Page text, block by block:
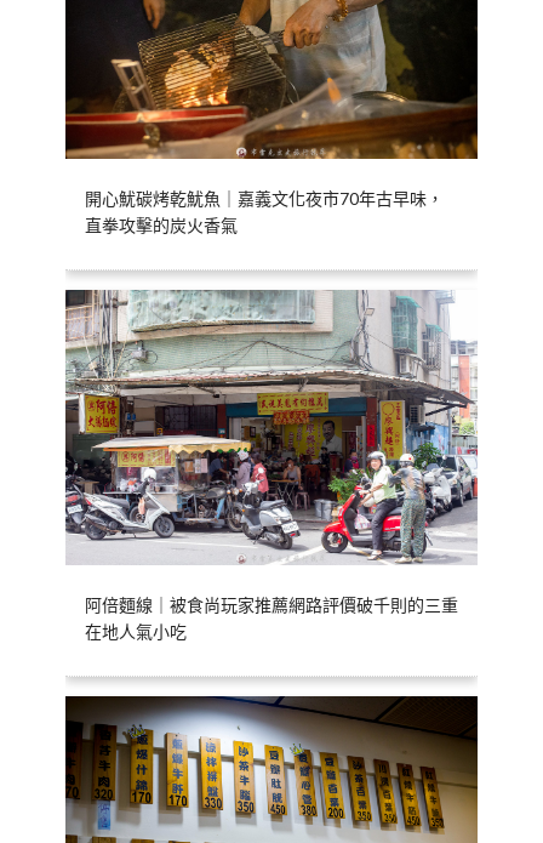
開心魷碳烤乾魷魚｜嘉義文化夜市70年古早味，
直拳攻擊的炭火香氣
阿倍麵線｜被食尚玩家推薦網路評價破千則的三重
在地人氣小吃